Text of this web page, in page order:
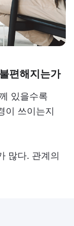
편해지는가
있을수록
이 쓰이는지
많다. 관계의